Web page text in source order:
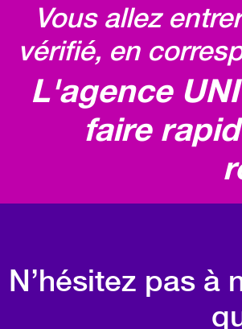
Vous allez
vérifié, en
L'agence
faire
N’hésitez pas à